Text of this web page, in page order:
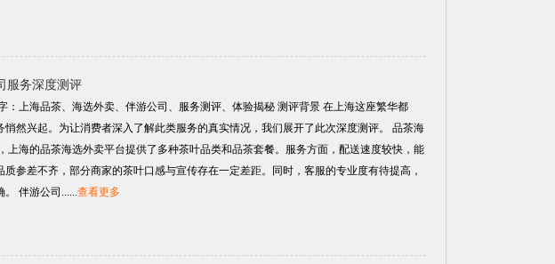
服务深度测评
：上海品茶、海选外卖、伴游公司、服务测评、体验揭秘 测评背景 在上海这座繁华都
然兴起。为让消费者深入了解此类服务的真实情况，我们展开了此次深度测评。 品茶海
上海的品茶海选外卖平台提供了多种茶叶品类和品茶套餐。服务方面，配送速度较快，能
参差不齐，部分商家的茶叶口感与宣传存在一定差距。同时，客服的专业度有待提高，
伴游公司......查看更多